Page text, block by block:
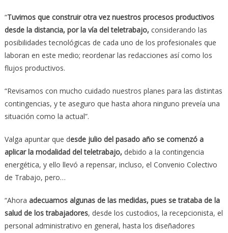
“Tuvimos que construir otra vez nuestros procesos productivos
desde la distancia, por la vía del teletrabajo, considerando las
posibilidades tecnológicas de cada uno de los profesionales que
laboran en este medio; reordenar las redacciones así como los
flujos productivos.
“Revisamos con mucho cuidado nuestros planes para las distintas
contingencias, y te aseguro que hasta ahora ninguno preveía una
situación como la actual”.
Valga apuntar que desde julio del pasado año se comenzó a
aplicar la modalidad del teletrabajo, debido a la contingencia
energética, y ello llevó a repensar, incluso, el Convenio Colectivo
de Trabajo, pero…
“Ahora adecuamos algunas de las medidas, pues se trataba de la
salud de los trabajadores, desde los custodios, la recepcionista, el
personal administrativo en general, hasta los diseñadores